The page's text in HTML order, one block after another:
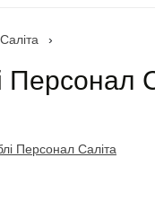
›
Персонал